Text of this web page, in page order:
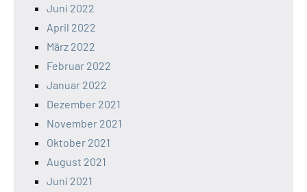
Juni 2022
April 2022
März 2022
Februar 2022
Januar 2022
Dezember 2021
November 2021
Oktober 2021
August 2021
Juni 2021